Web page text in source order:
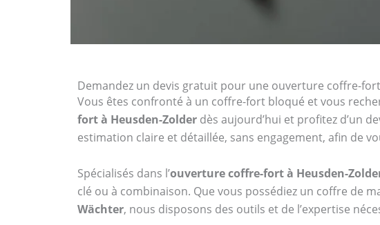
Demandez un devis gratuit pour une ouverture coffre-
Vous êtes confronté à un coffre-fort bloqué et vous
fort à Heusden-Zolder dès aujourd’hui et profitez d’un
estimation claire et détaillée, sans engagement, afin de
Spécialisés dans l’ouverture coffre-fort à Heusden-
clé ou à combinaison. Que vous possédiez un coffre de
Wächter, nous disposons des outils et de l’expertise